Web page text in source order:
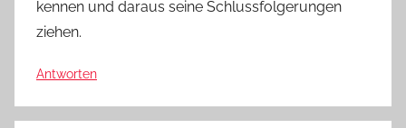
kennen und daraus seine Schlussfolgerungen
ziehen.
Antworten